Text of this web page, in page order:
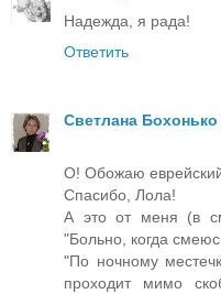
Надежда, я рада!
Ответить
Светлана Бохонько
О! Обожаю
Спасибо, Лола!
А это от меня (в
"Больно, когда
"По ночному
проходит мимо